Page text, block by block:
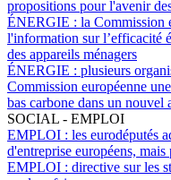
propositions pour l'avenir
ÉNERGIE : la Commission
l'information sur l’efficacité
des appareils ménagers
ÉNERGIE : plusieurs
Commission européenne
bas carbone dans un nouvel
SOCIAL - EMPLOI
EMPLOI : les eurodéputés
d'entreprise européens,
EMPLOI : directive sur les